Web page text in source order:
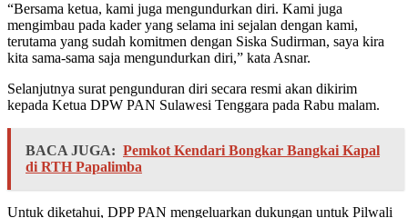
“Bersama ketua, kami juga mengundurkan diri. Kami juga
mengimbau pada kader yang selama ini sejalan dengan kami,
terutama yang sudah komitmen dengan Siska Sudirman, saya kira
kita sama-sama saja mengundurkan diri,” kata Asnar.
Selanjutnya surat pengunduran diri secara resmi akan dikirim
kepada Ketua DPW PAN Sulawesi Tenggara pada Rabu malam.
BACA JUGA: Pemkot Kendari Bongkar Bangkai Kapal
di RTH Papalimba
Untuk diketahui, DPP PAN mengeluarkan dukungan untuk Pilwali